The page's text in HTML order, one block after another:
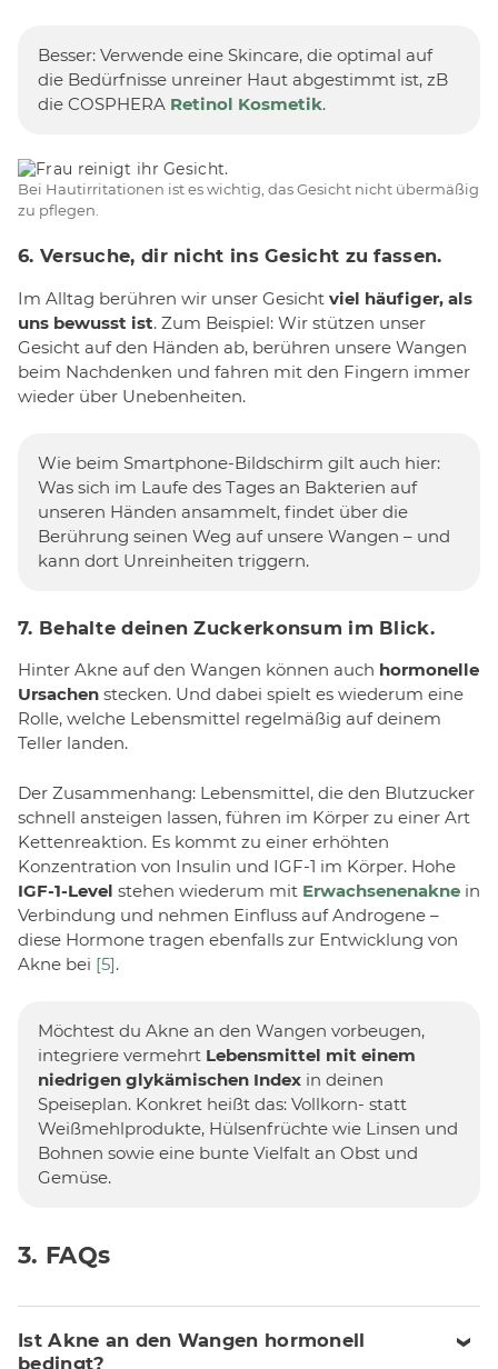
Besser: Verwende eine Skincare, die optimal auf
die Bedürfnisse unreiner Haut abgestimmt ist, zB
die COSPHERA Retinol Kosmetik.
Bei Hautirritationen ist es wichtig, das Gesicht nicht übermäßig
zu pflegen.
6. Versuche, dir nicht ins Gesicht zu fassen.
Im Alltag berühren wir unser Gesicht viel häufiger, als
uns bewusst ist. Zum Beispiel: Wir stützen unser
Gesicht auf den Händen ab, berühren unsere Wangen
beim Nachdenken und fahren mit den Fingern immer
wieder über Unebenheiten.
Wie beim Smartphone-Bildschirm gilt auch hier:
Was sich im Laufe des Tages an Bakterien auf
unseren Händen ansammelt, findet über die
Berührung seinen Weg auf unsere Wangen – und
kann dort Unreinheiten triggern.
7. Behalte deinen Zuckerkonsum im Blick.
Hinter Akne auf den Wangen können auch hormonelle
Ursachen stecken. Und dabei spielt es wiederum eine
Rolle, welche Lebensmittel regelmäßig auf deinem
Teller landen.
Der Zusammenhang: Lebensmittel, die den Blutzucker
schnell ansteigen lassen, führen im Körper zu einer Art
Kettenreaktion. Es kommt zu einer erhöhten
Konzentration von Insulin und IGF-1 im Körper. Hohe
IGF-1-Level stehen wiederum mit Erwachsenenakne in
Verbindung und nehmen Einfluss auf Androgene –
diese Hormone tragen ebenfalls zur Entwicklung von
Akne bei [5].
Möchtest du Akne an den Wangen vorbeugen,
integriere vermehrt Lebensmittel mit einem
niedrigen glykämischen Index in deinen
Speiseplan. Konkret heißt das: Vollkorn- statt
Weißmehlprodukte, Hülsenfrüchte wie Linsen und
Bohnen sowie eine bunte Vielfalt an Obst und
Gemüse.
3. FAQs
Ist Akne an den Wangen hormonell
bedingt?